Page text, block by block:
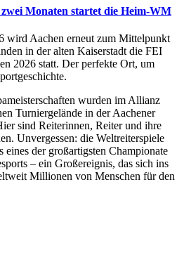
Monaten startet die Heim-WM
wird Aachen erneut zum Mittelpunkt
in der alten Kaiserstadt die FEI
2026 statt. Der perfekte Ort, um
wurden im Allianz
Turniergelände in der Aachener
sind Reiterinnen, Reiter und ihre
Unvergessen: die Weltreiterspiele
eines der großartigsten Championate
– ein Großereignis, das sich ins
Millionen von Menschen für den